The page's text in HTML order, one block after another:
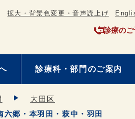
拡大・背景色変更・音声読上げ
診療の
診療科・部門のご案内
大田区
郷・本羽田・萩中・羽田